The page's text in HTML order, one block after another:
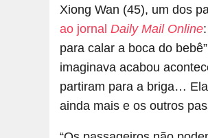
Xiong Wan (45), um dos
ao jornal Daily Mail Online
para calar a boca do
imaginava acabou
partiram para a briga…
ainda mais e os outros